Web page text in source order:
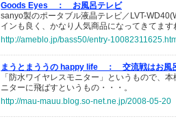
Goods Eyes ：
お風呂テレビ
sanyo製のポータブル液晶テレビ／LVT-
インも良く、かなり人気商品になってきてます
http://ameblo.jp/bass50/entry-
まうとまううの happy life ：
交流戦はお風
「防水ワイヤレスモニター」というもので、
ニターに飛ばすというもの・・・。
http://mau-mauu.blog.so-net.ne.jp/2008-05-20